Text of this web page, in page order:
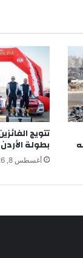
تتويج
بطولة الأردن
أغسطس 8, 2026